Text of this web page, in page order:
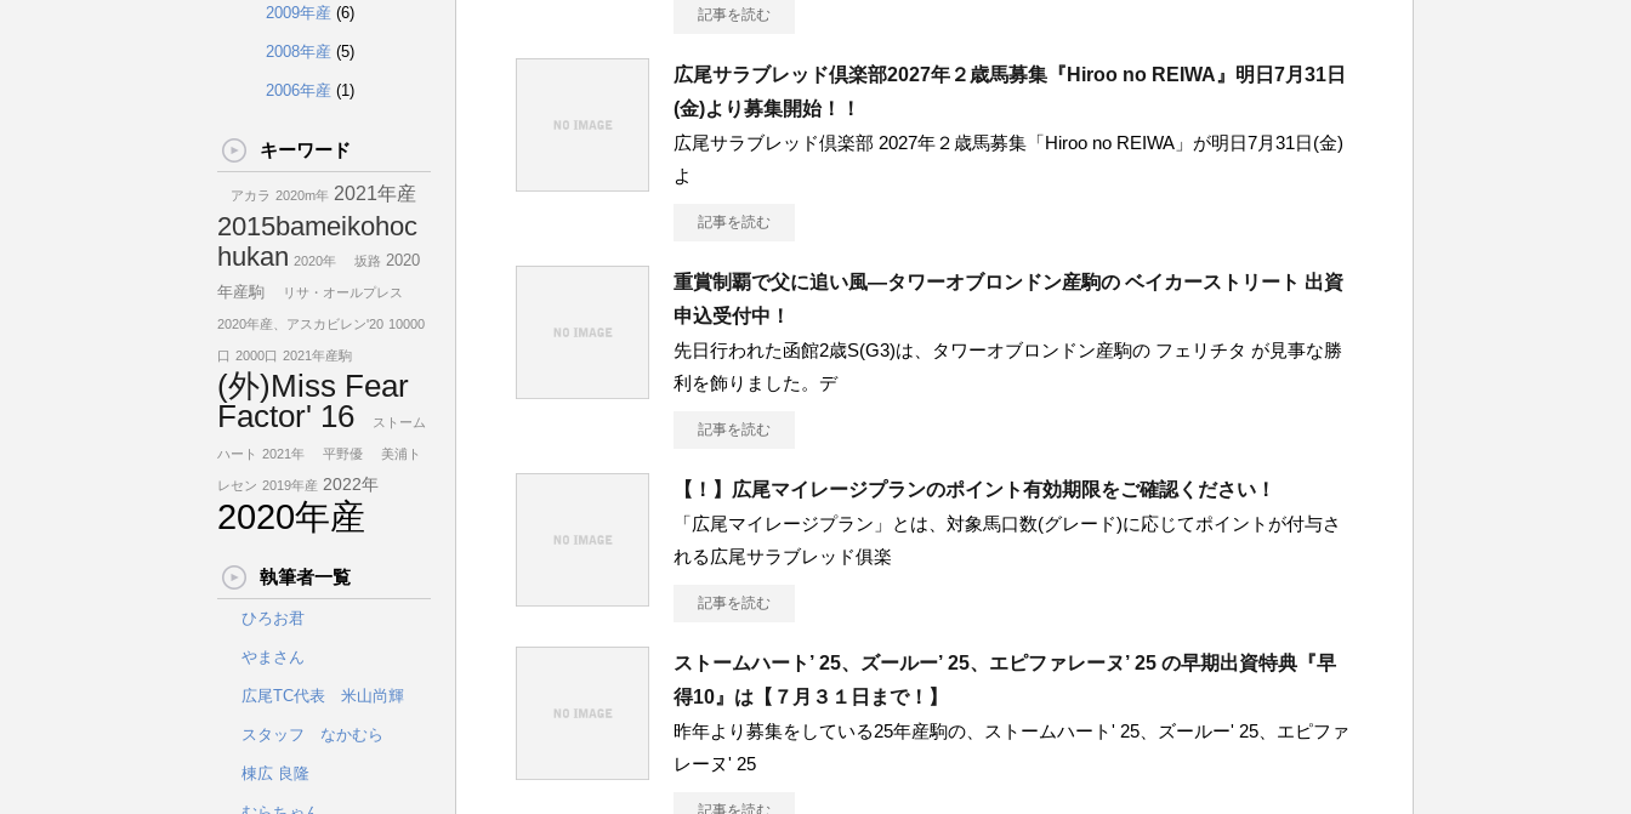
記事を読む
広尾サラブレッド倶楽部2027年２歳馬募集『Hiroo no REIWA』明日7月31日
(金)より募集開始！！
広尾サラブレッド倶楽部 2027年２歳馬募集「Hiroo no REIWA」が明日7月31日(金)
よ
記事を読む
重賞制覇で父に追い風―タワーオブロンドン産駒の ベイカーストリート 出資
申込受付中！
先日行われた函館2歳S(G3)は、タワーオブロンドン産駒の フェリチタ が見事な勝
利を飾りました。デ
記事を読む
【！】広尾マイレージプランのポイント有効期限をご確認ください！
「広尾マイレージプラン」とは、対象馬口数(グレード)に応じてポイントが付与さ
れる広尾サラブレッド俱楽
記事を読む
ストームハート’ 25、ズールー’ 25、エピファレーヌ’ 25 の早期出資特典『早
得10』は【７月３１日まで！】
昨年より募集をしている25年産駒の、ストームハート' 25、ズールー' 25、エピファ
レーヌ' 25
記事を読む
2009年産 (6)
2008年産 (5)
2006年産 (1)
キーワード
アカラ 2020m年 2021年産
2015bameikohoc
hukan 2020年 坂路 2020
年産駒
リサ・オールプレス
2020年産、アスカビレン'20 10000
口 2000口 2021年産駒
(外)Miss Fear
Factor' 16
ストーム
ハート 2021年 平野優 美浦ト
レセン 2019年産 2022年
2020年産
執筆者一覧
ひろお君
やまさん
広尾TC代表 米山尚輝
スタッフ なかむら
棟広 良隆